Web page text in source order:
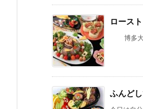
ロース
博多大
ふんど